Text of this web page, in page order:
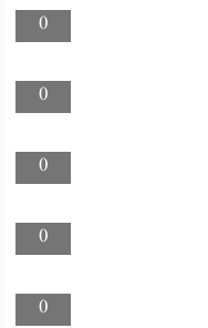
0
0
0
0
0